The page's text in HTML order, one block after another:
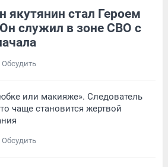
якутянин стал Героем
служил в зоне СВО с
Обсудить
или макияже». Следователь
чаще становится жертвой
Обсудить